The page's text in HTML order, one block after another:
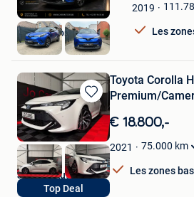
Mes
Favoris
2019
Les
Chef Motors
Evergem
Sauvegarder
dans
Mes
Favoris
Top Deal
Toyota Corolla
Premium/
€ 18.800,-
2021 75.000 km
Les zones
Jo Cars Autoshop
Oostham